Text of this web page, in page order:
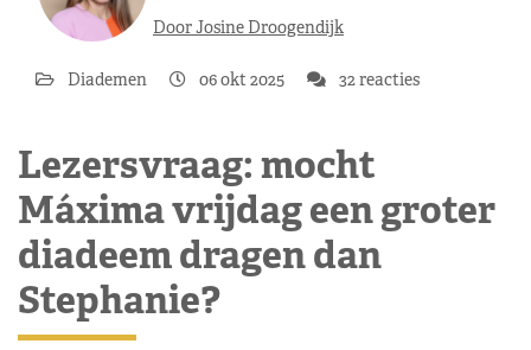
Door Josine Droogendijk
Diademen 06 okt 2025 32 reacties
Lezersvraag: mocht
Máxima vrijdag een groter
diadeem dragen dan
Stephanie?